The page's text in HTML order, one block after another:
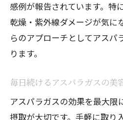
美肌維持に役立つ
れ方
ダイエットや筋トレ時
ガス効果
由
筋トレ後にアスパ
感例が報告されています。特
乾燥・紫外線ダメージが気に
らのアプローチとしてアスパ
ります。
毎日続けるアスパラガスの美
アスパラガスの効果を最大限
摂取が大切です。手軽に取り